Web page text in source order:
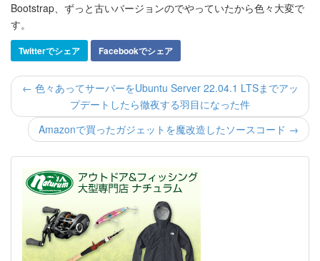
Bootstrap、ずっと古いバージョンのでやっていたから色々大変で
す。
Twitterでシェア Facebookでシェア
← 色々あってサーバーをUbuntu Server 22.04.1 LTSまでアッ
プデートしたら徹夜する羽目になった件
Amazonで買ったガジェットを魔改造したソースコード →